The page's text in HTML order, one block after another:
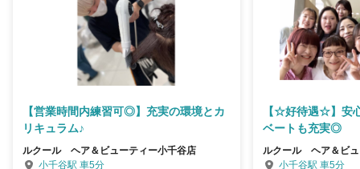
【営業時間内練習可◎】充実の環境とカ
リキュラム♪
ルクール ヘア＆ビューティー小千谷店
小千谷駅 車5分
【☆好待遇☆】安
ベートも充実◎
ルクール ヘア＆ビュ
小千谷駅 車5分